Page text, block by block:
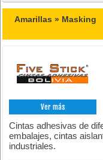
Amarillas » Masking
Ver más
Cintas adhesivas de
embalajes, cintas
industriales.